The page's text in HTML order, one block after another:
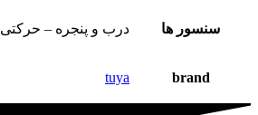
سنسور ها درب و پنجره – حرکتی
brand
tuya